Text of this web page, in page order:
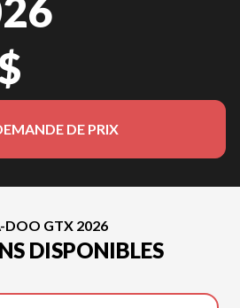
DE PRIX
DOO GTX 2026
DISPONIBLES